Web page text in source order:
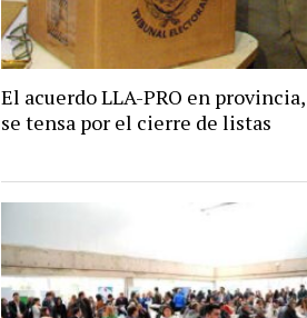
El acuerdo LLA-PRO en provincia,
se tensa por el cierre de listas